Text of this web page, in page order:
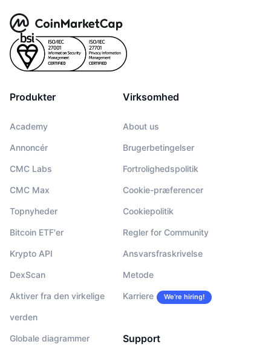
Produkter
Academy
Annoncér
CMC Labs
CMC Max
Topnyheder
Bitcoin ETF'er
Krypto API
DexScan
Aktiver fra den virkelige
verden
Globale diagrammer
Virksomhed
About us
Brugerbetingelser
Fortrolighedspolitik
Cookie-præferencer
Cookiepolitik
Regler for Community
Ansvarsfraskrivelse
Metode
Karriere We’re hiring!
Support